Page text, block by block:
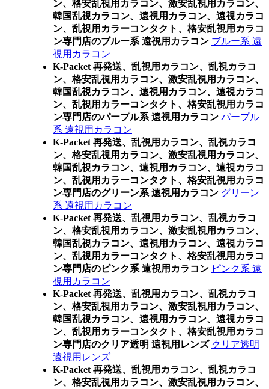
ン、格安乱視用カラコン、激安乱視用カラコン、
韓国乱視カラコン、遠視用カラコン、遠視カラコ
ン、乱視用カラーコンタクト、格安乱視用カラコ
ン専門店のブルー系 遠視用カラコン ブルー系 遠
視用カラコン
K-Packet 再発送、乱視用カラコン、乱視カラコ
ン、格安乱視用カラコン、激安乱視用カラコン、
韓国乱視カラコン、遠視用カラコン、遠視カラコ
ン、乱視用カラーコンタクト、格安乱視用カラコ
ン専門店のパープル系 遠視用カラコン パープル
系 遠視用カラコン
K-Packet 再発送、乱視用カラコン、乱視カラコ
ン、格安乱視用カラコン、激安乱視用カラコン、
韓国乱視カラコン、遠視用カラコン、遠視カラコ
ン、乱視用カラーコンタクト、格安乱視用カラコ
ン専門店のグリーン系 遠視用カラコン グリーン
系 遠視用カラコン
K-Packet 再発送、乱視用カラコン、乱視カラコ
ン、格安乱視用カラコン、激安乱視用カラコン、
韓国乱視カラコン、遠視用カラコン、遠視カラコ
ン、乱視用カラーコンタクト、格安乱視用カラコ
ン専門店のピンク系 遠視用カラコン ピンク系 遠
視用カラコン
K-Packet 再発送、乱視用カラコン、乱視カラコ
ン、格安乱視用カラコン、激安乱視用カラコン、
韓国乱視カラコン、遠視用カラコン、遠視カラコ
ン、乱視用カラーコンタクト、格安乱視用カラコ
ン専門店のクリア透明 遠視用レンズ クリア透明
遠視用レンズ
K-Packet 再発送、乱視用カラコン、乱視カラコ
ン、格安乱視用カラコン、激安乱視用カラコン、